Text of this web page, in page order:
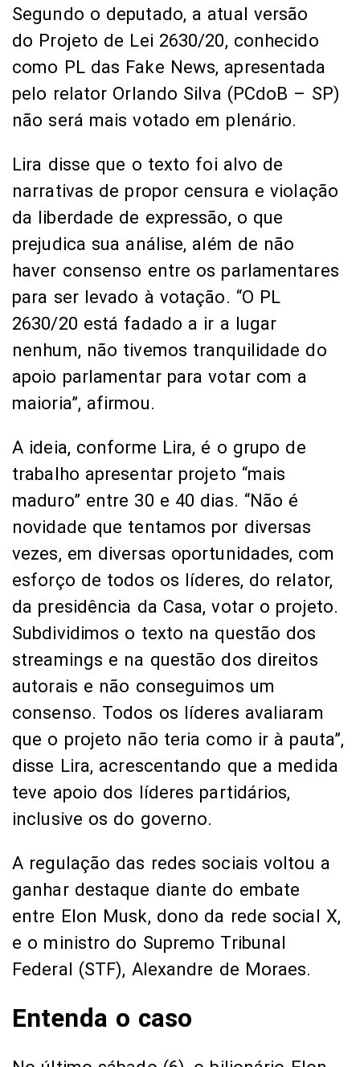
Segundo o deputado, a atual versão
do Projeto de Lei 2630/20, conhecido
como PL das Fake News, apresentada
pelo relator Orlando Silva (PCdoB – SP)
não será mais votado em plenário.
Lira disse que o texto foi alvo de
narrativas de propor censura e violação
da liberdade de expressão, o que
prejudica sua análise, além de não
haver consenso entre os parlamentares
para ser levado à votação. “O PL
2630/20 está fadado a ir a lugar
nenhum, não tivemos tranquilidade do
apoio parlamentar para votar com a
maioria”, afirmou.
A ideia, conforme Lira, é o grupo de
trabalho apresentar projeto “mais
maduro” entre 30 e 40 dias. “Não é
novidade que tentamos por diversas
vezes, em diversas oportunidades, com
esforço de todos os líderes, do relator,
da presidência da Casa, votar o projeto.
Subdividimos o texto na questão dos
streamings e na questão dos direitos
autorais e não conseguimos um
consenso. Todos os líderes avaliaram
que o projeto não teria como ir à pauta”,
disse Lira, acrescentando que a medida
teve apoio dos líderes partidários,
inclusive os do governo.
A regulação das redes sociais voltou a
ganhar destaque diante do embate
entre Elon Musk, dono da rede social X,
e o ministro do Supremo Tribunal
Federal (STF), Alexandre de Moraes.
Entenda o caso